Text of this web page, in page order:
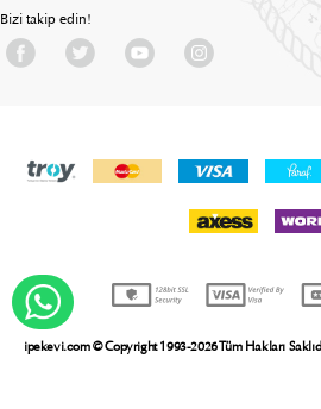
Bizi takip edin!
ipekevi.com © Copyright 1993-2026 Tüm Hakları
WHATSAPP DESTEK